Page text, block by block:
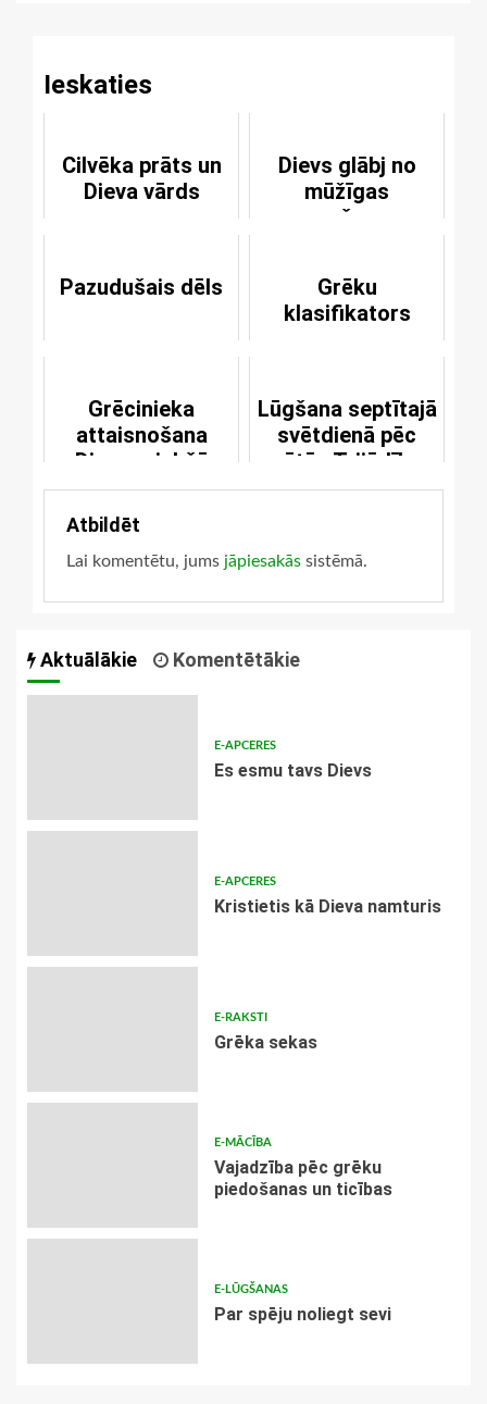
Ieskaties
Cilvēka prāts un
Dieva vārds
Dievs glābj no
mūžīgas
pazušanas
Pazudušais dēls
Grēku
klasifikators
Grēcinieka
attaisnošana
Dieva priekšā
Lūgšana septītajā
svētdienā pēc
svētās Trijādības
svētkiem
Atbildēt
Lai komentētu, jums jāpiesakās sistēmā.
Aktuālākie Komentētākie
E-APCERES
Es esmu tavs Dievs
E-APCERES
Kristietis kā Dieva namturis
E-RAKSTI
Grēka sekas
E-MĀCĪBA
Vajadzība pēc grēku
piedošanas un ticības
E-LŪGŠANAS
Par spēju noliegt sevi